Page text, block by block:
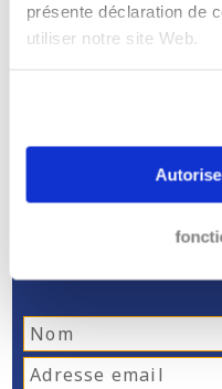
présente déclaration de
utiliser notre site Web.
créances sur la liste
facturerons un montant
renseignements, nous
NOTRE